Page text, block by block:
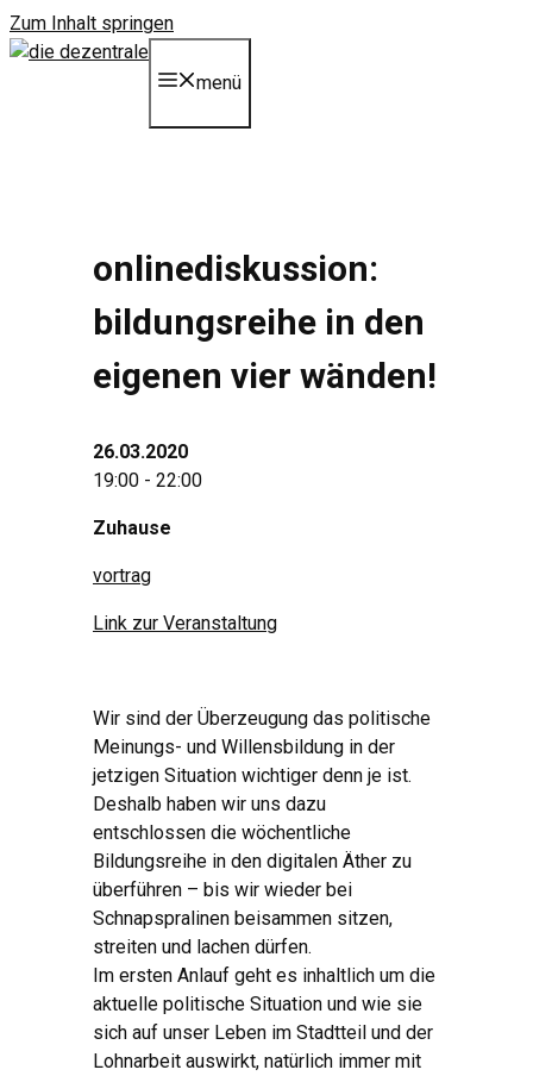
Zum Inhalt springen
menü
onlinediskussion:
bildungsreihe in den
eigenen vier wänden!
26.03.2020
19:00 - 22:00
Zuhause
vortrag
Link zur Veranstaltung
Wir sind der Überzeugung das politische
Meinungs- und Willensbildung in der
jetzigen Situation wichtiger denn je ist.
Deshalb haben wir uns dazu
entschlossen die wöchentliche
Bildungsreihe in den digitalen Äther zu
überführen – bis wir wieder bei
Schnapspralinen beisammen sitzen,
streiten und lachen dürfen.
Im ersten Anlauf geht es inhaltlich um die
aktuelle politische Situation und wie sie
sich auf unser Leben im Stadtteil und der
Lohnarbeit auswirkt, natürlich immer mit